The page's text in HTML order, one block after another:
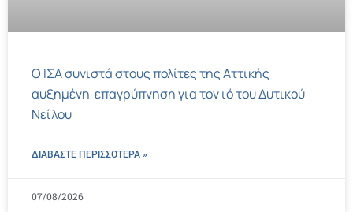
Ο ΙΣΑ συνιστά στους πολίτες της Αττικής
αυξημένη επαγρύπνηση για τον ιό του Δυτικού
Νείλου
ΔΙΑΒΑΣΤΕ ΠΕΡΙΣΣΌΤΕΡΑ »
07/08/2026